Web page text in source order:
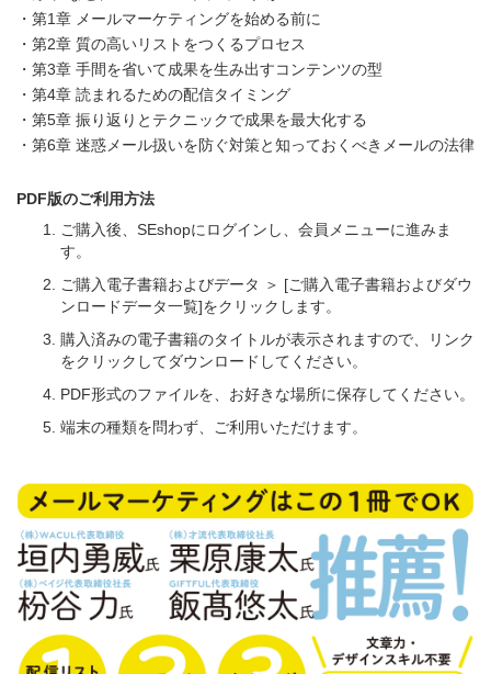
・第1章 メールマーケティングを始める前に
・第2章 質の高いリストをつくるプロセス
・第3章 手間を省いて成果を生み出すコンテンツの型
・第4章 読まれるための配信タイミング
・第5章 振り返りとテクニックで成果を最大化する
・第6章 迷惑メール扱いを防ぐ対策と知っておくべきメールの法律
PDF版のご利用方法
ご購入後、SEshopにログインし、会員メニューに進みま
す。
ご購入電子書籍およびデータ ＞ [ご購入電子書籍およびダウ
ンロードデータ一覧]をクリックします。
購入済みの電子書籍のタイトルが表示されますので、リンク
をクリックしてダウンロードしてください。
PDF形式のファイルを、お好きな場所に保存してください。
端末の種類を問わず、ご利用いただけます。